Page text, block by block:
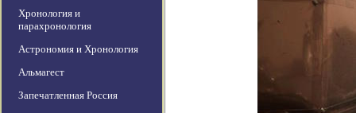
Хронология и
парахронология
Астрономия и Хронология
Альмагест
Запечатленная Россия